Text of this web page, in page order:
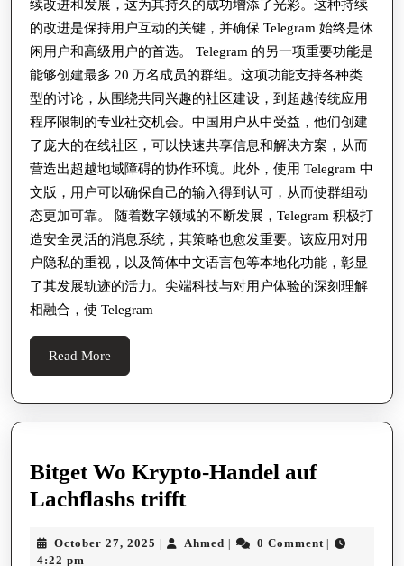
续改进和发展，这为其持久的成功增添了光彩。这种持续
的改进是保持用户互动的关键，并确保 Telegram 始终是休
闲用户和高级用户的首选。 Telegram 的另一项重要功能是
能够创建最多 20 万名成员的群组。这项功能支持各种类
型的讨论，从围绕共同兴趣的社区建设，到超越传统应用
程序限制的专业社交机会。中国用户从中受益，他们创建
了庞大的在线社区，可以快速共享信息和解决方案，从而
营造出超越地域障碍的协作环境。此外，使用 Telegram 中
文版，用户可以确保自己的输入得到认可，从而使群组动
态更加可靠。 随着数字领域的不断发展，Telegram 积极打
造安全灵活的消息系统，其策略也愈发重要。该应用对用
户隐私的重视，以及简体中文语言包等本地化功能，彰显
了其发展轨迹的活力。尖端科技与对用户体验的深刻理解
相融合，使 Telegram
Read More
More
Bitget Wo Krypto-Handel auf
Lachflashs trifftBitget
Krypto-
October 27, 2025 October
| Ahmed Ahmed
| 0 Comment |
4:22 pm